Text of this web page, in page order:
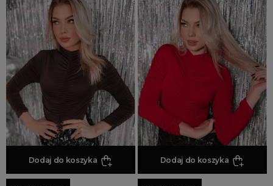
Dodaj do koszyka Dodaj do koszyka